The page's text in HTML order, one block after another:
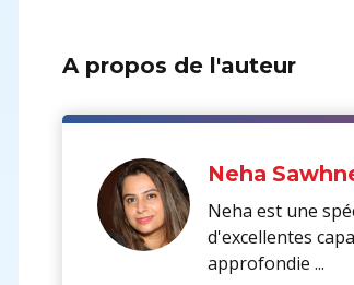
A propos de l'auteur
Neha
Neha est une
d'excellentes
approfondie ...